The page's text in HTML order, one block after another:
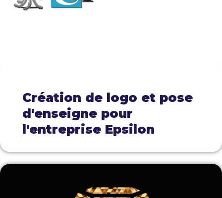
Création de logo et pose
d'enseigne pour
l'entreprise Epsilon